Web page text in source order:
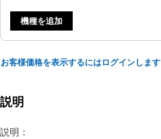
機種を追加
お客様価格を表示するにはログインします
説明
説明：